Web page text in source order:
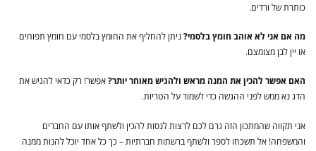
כותרת של ורדים.
מה אם אני לא אוהב חומץ בלסמי?ניתן להחליף את החומץ בלסמי עם חומץ תפוחים
או יין לבן מצומצם.
האם אפשר להכין את המנה מראש ולהגיש מאוחר יותר?אפשר! רק כדאי להגיש את
הדג נא ממש לפני ההגשה כדי לשמור על הטריות.
אני תקווה שהמתכון הזה גרם לכם לרצות לנסות להכין ולשתף אותו עם החברים
והמשפחה! אל תשכחו לספר ולשתף ברשתות חברתיות – כך כל אחד יוכל להנות ממנה